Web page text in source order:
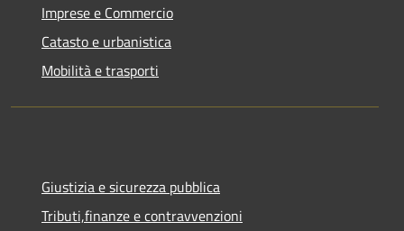
Imprese e Commercio
Catasto e urbanistica
Mobilità e trasporti
Giustizia e sicurezza pubblica
Tributi,finanze e contravvenzioni